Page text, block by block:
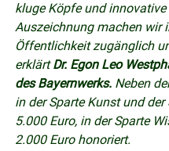
kluge Köpfe und innovative
Auszeichnung machen wir
Öffentlichkeit zugänglich
erklärtDr. Egon Leo
des Bayernwerks. Neben
in der Sparte Kunst und
5.000 Euro, in der Sparte
2.000 Euro honoriert.